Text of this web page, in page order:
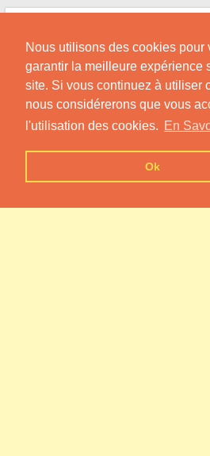
Nous utilisons des cookies pour
garantir la meilleure expérience
site. Si vous continuez à utiliser
nous considérerons que vous
l'utilisation des cookies. En
Ok
Skip
content
Informations sur les Pompes à
Canteloup